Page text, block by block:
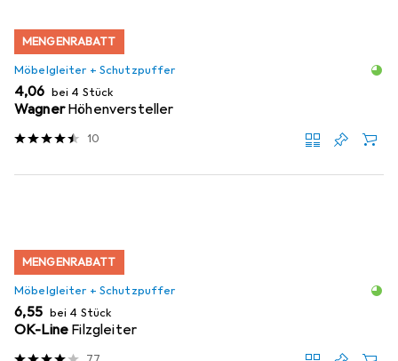
MENGENRABATT
Möbelgleiter + Schutzpuffer
EUR
4,06 bei 4 Stück
Wagner Höhenversteller
10
MENGENRABATT
Möbelgleiter + Schutzpuffer
EUR
6,55 bei 4 Stück
OK-Line Filzgleiter